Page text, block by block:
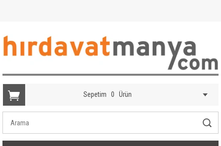
Sepetim 0 Ürün